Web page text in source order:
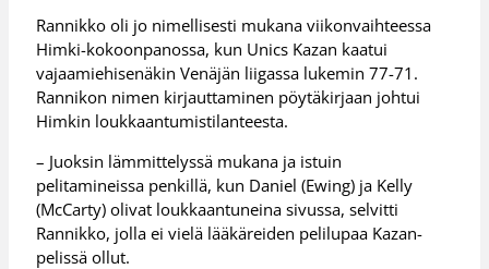
Rannikko oli jo nimellisesti mukana viikonvaihteessa
Himki-kokoonpanossa, kun Unics Kazan kaatui
vajaamiehisenäkin Venäjän liigassa lukemin 77-71.
Rannikon nimen kirjauttaminen pöytäkirjaan johtui
Himkin loukkaantumistilanteesta.
– Juoksin lämmittelyssä mukana ja istuin
pelitamineissa penkillä, kun Daniel (Ewing) ja Kelly
(McCarty) olivat loukkaantuneina sivussa, selvitti
Rannikko, jolla ei vielä lääkäreiden pelilupaa Kazan-
pelissä ollut.